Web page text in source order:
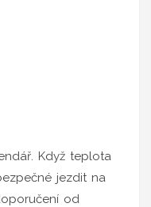
Když teplota
jezdit na
od